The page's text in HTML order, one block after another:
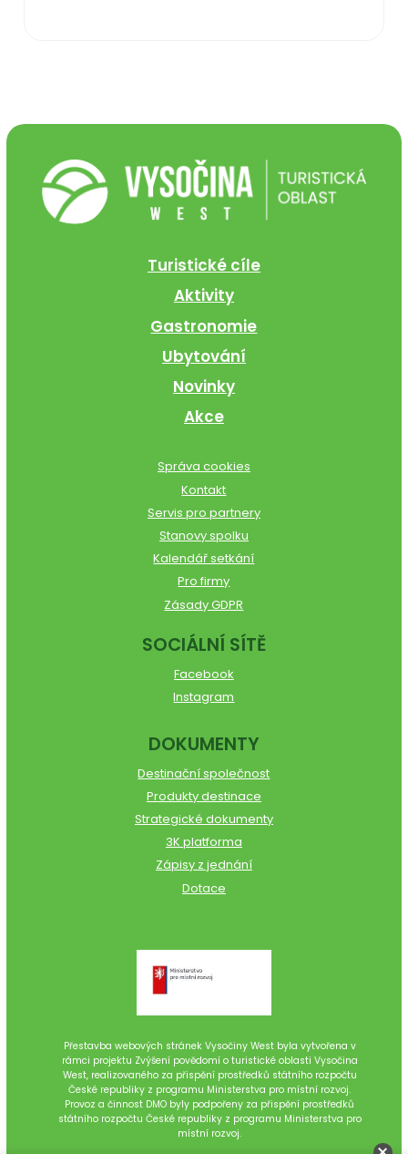
Turistické cíle
Aktivity
Gastronomie
Ubytování
Novinky
Akce
Správa cookies
Kontakt
Servis pro partnery
Stanovy spolku
Kalendář setkání
Pro firmy
Zásady GDPR
SOCIÁLNÍ SÍTĚ
Facebook
Instagram
DOKUMENTY
Destinační společnost
Produkty destinace
Strategické dokumenty
3K platforma
Zápisy z jednání
Dotace
Přestavba webových stránek Vysočiny West byla vytvořena v
rámci projektu Zvýšení povědomí o turistické oblasti Vysočina
West, realizovaného za přispění prostředků státního rozpočtu
České republiky z programu Ministerstva pro místní rozvoj.
Provoz a činnost DMO byly podpořeny za přispění prostředků
státního rozpočtu České republiky z programu Ministerstva pro
místní rozvoj.